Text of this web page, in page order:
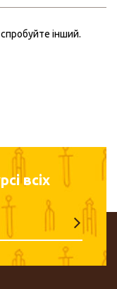
інший.
всіх